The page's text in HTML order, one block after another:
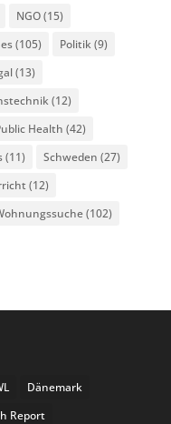
NGO(15)
(105) Politik (9)
(13)
(12)
Health (42)
(11) Schweden (27)
(12)
(102)
Dänemark
Report